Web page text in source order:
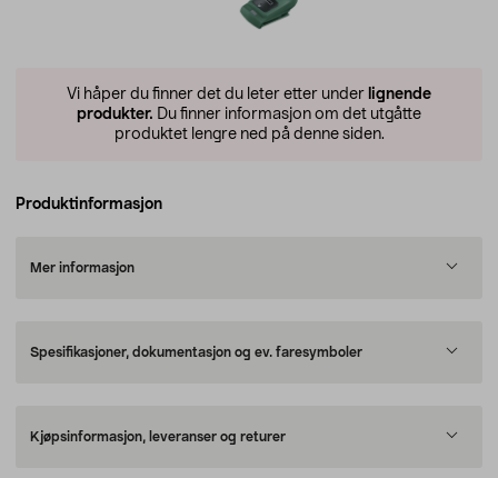
Vi håper du finner det du leter etter under lignende
produkter. Du finner informasjon om det utgåtte
produktet lengre ned på denne siden.
Produktinformasjon
Mer informasjon
Spesifikasjoner, dokumentasjon og ev. faresymboler
Kjøpsinformasjon, leveranser og returer